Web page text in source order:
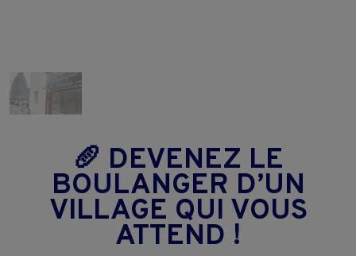
🥖 DEVENEZ LE
BOULANGER D’UN
VILLAGE QUI VOUS
ATTEND !